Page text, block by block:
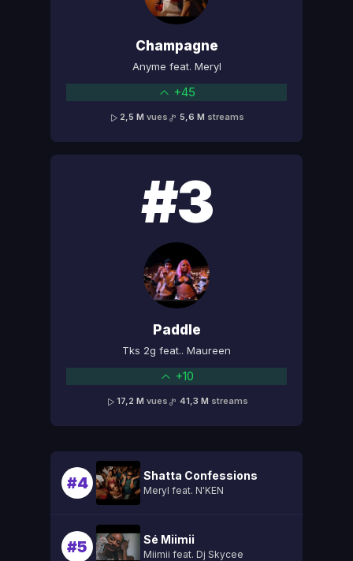
Champagne
Anyme feat. Meryl
+45
2,5 M vues 5,6 M streams
#3
Paddle
Tks 2g feat.. Maureen
+10
17,2 M vues 41,3 M streams
#4 Shatta Confessions
Meryl feat. N'KEN
#5 Sé Miimii
Miimii feat. Dj Skycee